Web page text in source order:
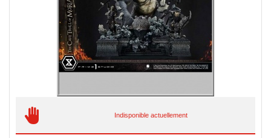
Indisponible actuellement